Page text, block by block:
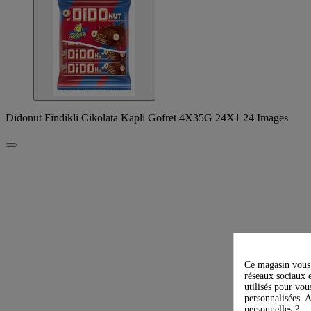
Didonut Findikli Cikolata Kapli Gofret 4X35G 24X1 24 Images
Ce magasin
réseaux sociaux
utilisés pour
personnalisées.